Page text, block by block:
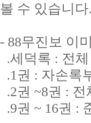
볼 수 있습니다
- 88무진보 이
.세덕록 : 전체
.1권 : 자손록
.2권 ~8권 : 전
.9권 ~ 16권 :